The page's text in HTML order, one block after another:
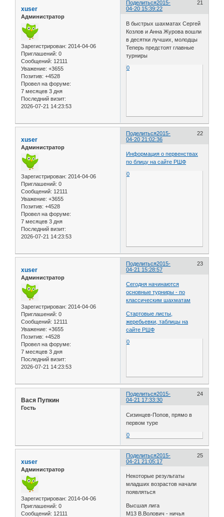
Поделиться 21
2015-
04-20 15:39:22
xuser
Администратор
Зарегистрирован: 2014-04-06
Приглашений: 0
Сообщений: 12111
Уважение: +3655
Позитив: +4528
Провел на форуме:
7 месяцев 3 дня
Последний визит:
2026-07-21 14:23:53
В быстрых шахматах Сергей
Козлов и Анна Журова вошли
в десятки лучших, молодцы
Теперь предстоят главные
турниры
0
Поделиться 22
2015-
04-20 21:02:36
xuser
Администратор
Зарегистрирован: 2014-04-06
Приглашений: 0
Сообщений: 12111
Уважение: +3655
Позитив: +4528
Провел на форуме:
7 месяцев 3 дня
Последний визит:
2026-07-21 14:23:53
Информация о первенствах
по блицу на сайте РШФ
0
Поделиться 23
2015-
04-21 15:28:57
xuser
Администратор
Зарегистрирован: 2014-04-06
Приглашений: 0
Сообщений: 12111
Уважение: +3655
Позитив: +4528
Провел на форуме:
7 месяцев 3 дня
Последний визит:
2026-07-21 14:23:53
Сегодня начинаются
основные турниры - по
классическим шахматам
Стартовые листы,
жеребьевки, таблицы на
сайте РШФ
0
Поделиться 24
2015-
04-21 17:33:30
Вася Пупкин
Гость
Сизинцев-Попов, прямо в
первом туре
0
Поделиться 25
2015-
04-21 21:05:17
xuser
Администратор
Зарегистрирован: 2014-04-06
Приглашений: 0
Сообщений: 12111
Некоторые результаты
младших возрастов начали
появляться
Высшая лига
М13 В.Волович - ничья